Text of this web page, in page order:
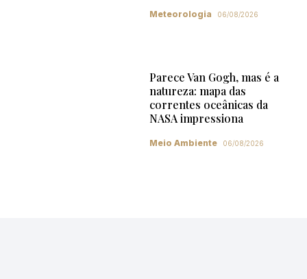
Meteorologia 06/08/2026
Parece Van Gogh, mas é a
natureza: mapa das
correntes oceânicas da
NASA impressiona
Meio Ambiente 06/08/2026